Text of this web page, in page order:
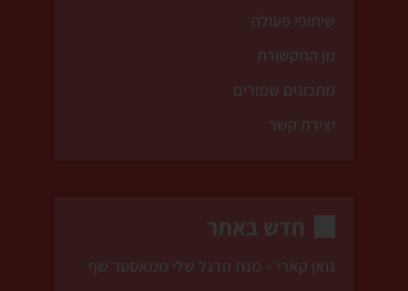
שיתופי פעולה
מן התקשורת
מתכונים שמורים
יצירת קשר
חדש באתר
גואן קארי – מנת הדגל שלי ממאסטר שף